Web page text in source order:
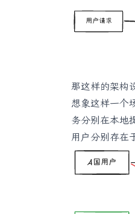
那这样的架构
想象这样一个
务分别在本地
用户分别存在